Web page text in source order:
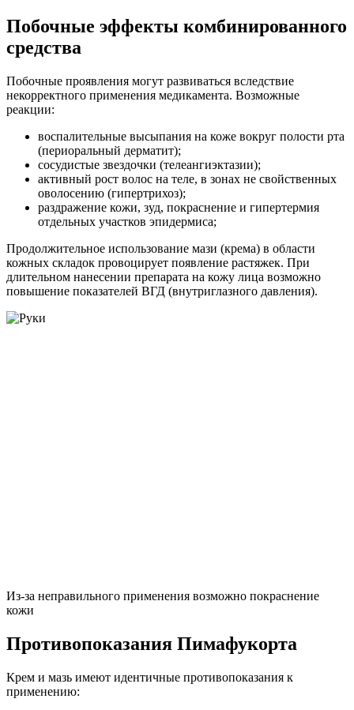
Побочные эффекты комбинированного
средства
Побочные проявления могут развиваться вследствие
некорректного применения медикамента. Возможные
реакции:
воспалительные высыпания на коже вокруг полости рта
(периоральный дерматит);
сосудистые звездочки (телеангиэктазии);
активный рост волос на теле, в зонах не свойственных
оволосению (гипертрихоз);
раздражение кожи, зуд, покраснение и гипертермия
отдельных участков эпидермиса;
Продолжительное использование мази (крема) в области
кожных складок провоцирует появление растяжек. При
длительном нанесении препарата на кожу лица возможно
повышение показателей ВГД (внутриглазного давления).
Из-за неправильного применения возможно покраснение
кожи
Противопоказания Пимафукорта
Крем и мазь имеют идентичные противопоказания к
применению: